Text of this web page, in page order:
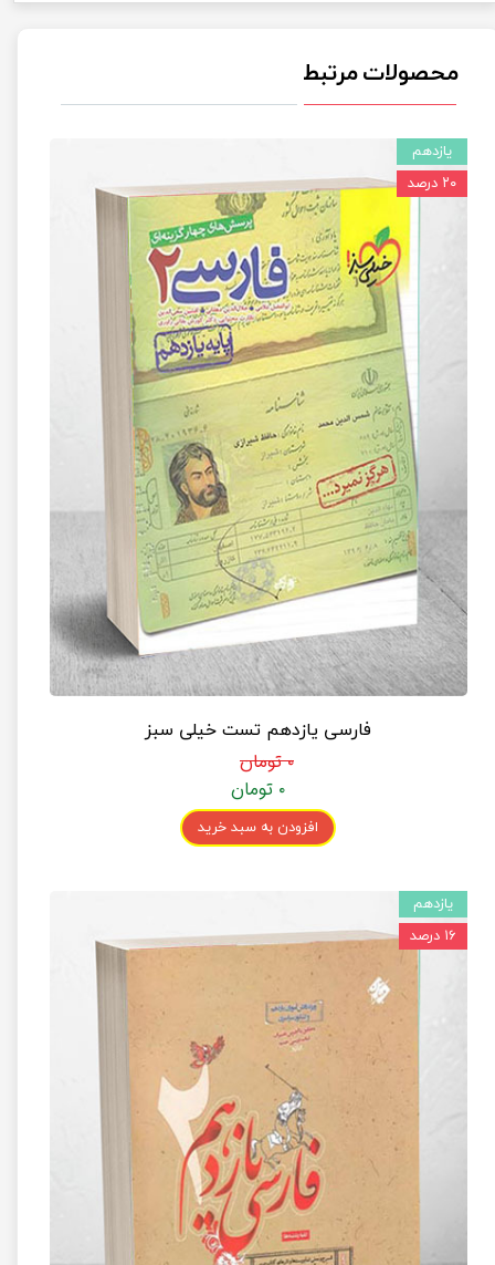
محصولات مرتبط
فارسی یازدهم تست خیلی سبز
۰ تومان
۰ تومان
افزودن به سبد خرید
یازدهم
۲۰ درصد
یازدهم
۱۶ درصد